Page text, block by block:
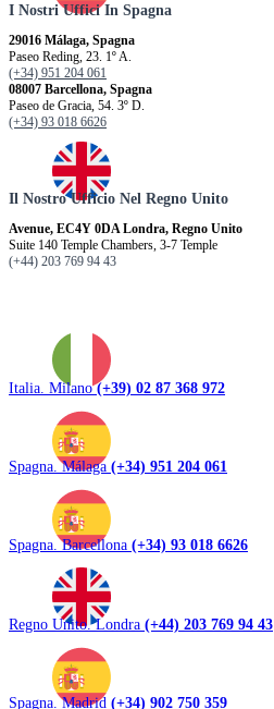
I Nostri Uffici In Spagna
29016 Málaga, Spagna
Paseo Reding, 23. 1º A.
(+34) 951 204 061
08007 Barcellona, ​​Spagna
Paseo de Gracia, 54. 3º D.
(+34) 93 018 6626
Il Nostro Ufficio Nel Regno Unito
Avenue, EC4Y 0DA Londra, Regno Unito
Suite 140 Temple Chambers, 3-7 Temple
(+44) 203 769 94 43
Italia. Milano(+39) 02 87 368 972
Spagna. Málaga (+34) 951 204 061
Spagna. Barcellona (+34) 93 018 6626
Regno Unito. Londra (+44) 203 769 94 43
Spagna. Madrid (+34) 902 750 359